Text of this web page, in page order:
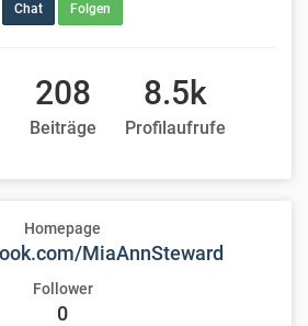
Chat Folgen
208
Beiträge
8.5k
Profilaufrufe
Homepage
MiaAnnSteward
Follower
0